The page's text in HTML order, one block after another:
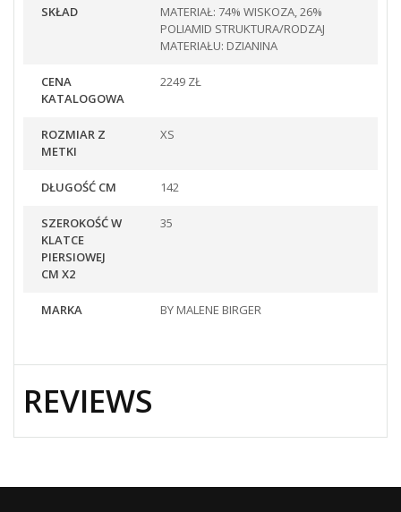
SKŁAD
MATERIAŁ: 74% WISKOZA, 26%
POLIAMID STRUKTURA/RODZAJ
MATERIAŁU: DZIANINA
CENA
KATALOGOWA
2249 ZŁ
ROZMIAR Z
METKI
XS
DŁUGOŚĆ CM 142
SZEROKOŚĆ W
KLATCE
PIERSIOWEJ
CM X2
35
MARKA BY MALENE BIRGER
REVIEWS